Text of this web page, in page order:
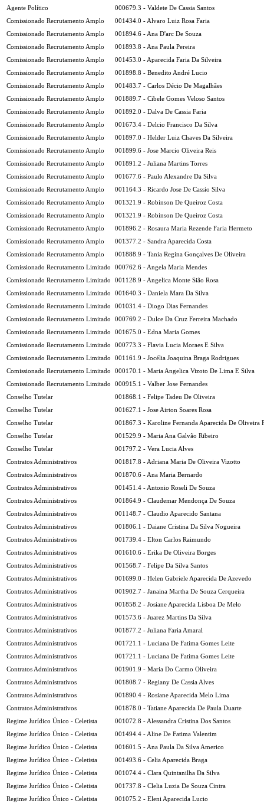
Agente Político
000679.3 - Valdete De Cassia Santos
Comissionado Recrutamento Amplo
001434.0 - Alvaro Luiz Rosa Faria
Comissionado Recrutamento Amplo
001894.6 - Ana D'arc De Souza
Comissionado Recrutamento Amplo
001893.8 - Ana Paula Pereira
Comissionado Recrutamento Amplo
001453.0 - Aparecida Faria Da Silveira
Comissionado Recrutamento Amplo
001898.8 - Benedito André Lucio
Comissionado Recrutamento Amplo
001483.7 - Carlos Décio De Magalhães
Comissionado Recrutamento Amplo
001889.7 - Cibele Gomes Veloso Santos
Comissionado Recrutamento Amplo
001892.0 - Dalva De Cassia Faria
Comissionado Recrutamento Amplo
001673.4 - Delcio Francisco Da Silva
Comissionado Recrutamento Amplo
001897.0 - Helder Luiz Chaves Da Silveira
Comissionado Recrutamento Amplo
001899.6 - Jose Marcio Oliveira Reis
Comissionado Recrutamento Amplo
001891.2 - Juliana Martins Torres
Comissionado Recrutamento Amplo
001677.6 - Paulo Alexandre Da Silva
Comissionado Recrutamento Amplo
001164.3 - Ricardo Jose De Cassio Silva
Comissionado Recrutamento Amplo
001321.9 - Robinson De Queiroz Costa
Comissionado Recrutamento Amplo
001321.9 - Robinson De Queiroz Costa
Comissionado Recrutamento Amplo
001896.2 - Rosaura Maria Rezende Faria Hermeto
Comissionado Recrutamento Amplo
001377.2 - Sandra Aparecida Costa
Comissionado Recrutamento Amplo
001888.9 - Tania Regina Gonçalves De Oliveira
Comissionado Recrutamento Limitado
000762.6 - Angela Maria Mendes
Comissionado Recrutamento Limitado
001128.9 - Angelica Monte Sião Rosa
Comissionado Recrutamento Limitado
001640.3 - Daniela Mara Da Silva
Comissionado Recrutamento Limitado
001031.4 - Diogo Dias Fernandes
Comissionado Recrutamento Limitado
000769.2 - Dulce Da Cruz Ferreira Machado
Comissionado Recrutamento Limitado
001675.0 - Edna Maria Gomes
Comissionado Recrutamento Limitado
000773.3 - Flavia Lucia Moraes E Silva
Comissionado Recrutamento Limitado
001161.9 - Jocélia Joaquina Braga Rodrigues
Comissionado Recrutamento Limitado
000170.1 - Maria Angelica Vizoto De Lima E Silva
Comissionado Recrutamento Limitado
000915.1 - Valber Jose Fernandes
Conselho Tutelar
001868.1 - Felipe Tadeu De Oliveira
Conselho Tutelar
001627.1 - Jose Airton Soares Rosa
Conselho Tutelar
001867.3 - Karoline Fernanda Aparecida De Oliveira
Conselho Tutelar
001529.9 - Maria Ana Galvão Ribeiro
Conselho Tutelar
001797.2 - Vera Lucia Alves
Contratos Administrativos
001817.8 - Adriana Maria De Oliveira Vizotto
Contratos Administrativos
001870.6 - Ana Maria Bernardo
Contratos Administrativos
001451.4 - Antonio Roseli De Souza
Contratos Administrativos
001864.9 - Claudemar Mendonça De Souza
Contratos Administrativos
001148.7 - Claudio Aparecido Santana
Contratos Administrativos
001806.1 - Daiane Cristina Da Silva Nogueira
Contratos Administrativos
001739.4 - Elton Carlos Raimundo
Contratos Administrativos
001610.6 - Erika De Oliveira Borges
Contratos Administrativos
001568.7 - Felipe Da Silva Santos
Contratos Administrativos
001699.0 - Helen Gabriele Aparecida De Azevedo
Contratos Administrativos
001902.7 - Janaina Martha De Souza Cerqueira
Contratos Administrativos
001858.2 - Josiane Aparecida Lisboa De Melo
Contratos Administrativos
001573.6 - Juarez Martins Da Silva
Contratos Administrativos
001877.2 - Juliana Faria Amaral
Contratos Administrativos
001721.1 - Luciana De Fatima Gomes Leite
Contratos Administrativos
001721.1 - Luciana De Fatima Gomes Leite
Contratos Administrativos
001901.9 - Maria Do Carmo Oliveira
Contratos Administrativos
001808.7 - Regiany De Cassia Alves
Contratos Administrativos
001890.4 - Rosiane Aparecida Melo Lima
Contratos Administrativos
001878.0 - Tatiane Aparecida De Paula Duarte
Regime Jurídico Único - Celetista
001072.8 - Alessandra Cristina Dos Santos
Regime Jurídico Único - Celetista
001494.4 - Aline De Fatima Valentim
Regime Jurídico Único - Celetista
001601.5 - Ana Paula Da Silva Americo
Regime Jurídico Único - Celetista
001493.6 - Celia Aparecida Braga
Regime Jurídico Único - Celetista
001074.4 - Clara Quintanilha Da Silva
Regime Jurídico Único - Celetista
001737.8 - Clelia Luzia De Souza Cintra
Regime Jurídico Único - Celetista
001075.2 - Eleni Aparecida Lucio